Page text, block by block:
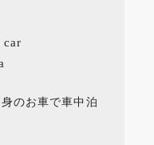
car
のお車で車中泊